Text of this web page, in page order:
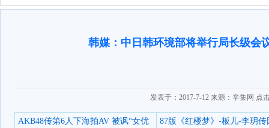
韩媒：中日韩环境部将举行局长级会
发表于：2017-7-12 来源：辛集网 点
AKB48传第6人下海拍AV 被讽“女优
87版《红楼梦》-板儿-李玥传